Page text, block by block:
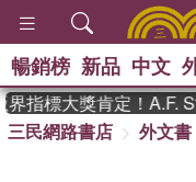
暢銷榜 新品 中文
指標大獎肯定！A.F.
三民網路書店
外文書